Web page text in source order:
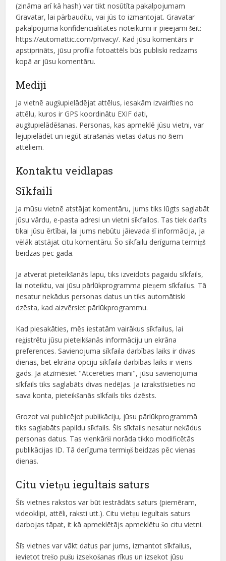
(zināma arī kā hash) var tikt nosūtīta pakalpojumam
Gravatar, lai pārbaudītu, vai jūs to izmantojat. Gravatar
pakalpojuma konfidencialitātes noteikumi ir pieejami šeit:
https://automattic.com/privacy/. Kad jūsu komentārs ir
apstiprināts, jūsu profila fotoattēls būs publiski redzams
kopā ar jūsu komentāru.
Mediji
Ja vietnē augšupielādējat attēlus, iesakām izvairīties no
attēlu, kuros ir GPS koordinātu EXIF dati,
augšupielādēšanas. Personas, kas apmeklē jūsu vietni, var
lejupielādēt un iegūt atrašanās vietas datus no šiem
attēliem.
Kontaktu veidlapas
Sīkfaili
Ja mūsu vietnē atstājat komentāru, jums tiks lūgts saglabāt
jūsu vārdu, e-pasta adresi un vietni sīkfailos. Tas tiek darīts
tikai jūsu ērtībai, lai jums nebūtu jāievada šī informācija, ja
vēlāk atstājat citu komentāru. Šo sīkfailu derīguma termiņš
beidzas pēc gada.
Ja atverat pieteikšanās lapu, tiks izveidots pagaidu sīkfails,
lai noteiktu, vai jūsu pārlūkprogramma pieņem sīkfailus. Tā
nesatur nekādus personas datus un tiks automātiski
dzēsta, kad aizvērsiet pārlūkprogrammu.
Kad piesakāties, mēs iestatām vairākus sīkfailus, lai
reģistrētu jūsu pieteikšanās informāciju un ekrāna
preferences. Savienojuma sīkfaila darbības laiks ir divas
dienas, bet ekrāna opciju sīkfaila darbības laiks ir viens
gads. Ja atzīmēsiet "Atcerēties mani", jūsu savienojuma
sīkfails tiks saglabāts divas nedēļas. Ja izrakstīsieties no
sava konta, pieteikšanās sīkfails tiks dzēsts.
Grozot vai publicējot publikāciju, jūsu pārlūkprogrammā
tiks saglabāts papildu sīkfails. Šis sīkfails nesatur nekādus
personas datus. Tas vienkārši norāda tikko modificētās
publikācijas ID. Tā derīguma termiņš beidzas pēc vienas
dienas.
Citu vietņu iegultais saturs
Šīs vietnes rakstos var būt iestrādāts saturs (piemēram,
videoklipi, attēli, raksti utt.). Citu vietņu iegultais saturs
darbojas tāpat, it kā apmeklētājs apmeklētu šo citu vietni.
Šīs vietnes var vākt datus par jums, izmantot sīkfailus,
ievietot trešo pušu izsekošanas rīkus un izsekot jūsu